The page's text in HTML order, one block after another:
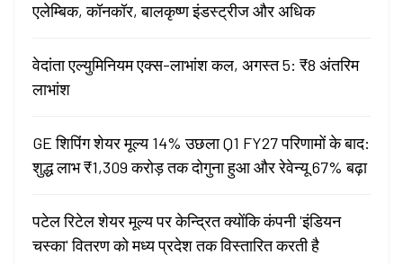
एलेम्बिक, कॉनकॉर, बालकृष्ण इंडस्ट्रीज और अधिक
वेदांता एल्युमिनियम एक्स-लाभांश कल, अगस्त 5: ₹8 अंतरिम
लाभांश
GE शिपिंग शेयर मूल्य 14% उछला Q1 FY27 परिणामों के बाद:
शुद्ध लाभ ₹1,309 करोड़ तक दोगुना हुआ और रेवेन्यू 67% बढ़ा
पटेल रिटेल शेयर मूल्य पर केन्द्रित क्योंकि कंपनी 'इंडियन
चस्का' वितरण को मध्य प्रदेश तक विस्तारित करती है